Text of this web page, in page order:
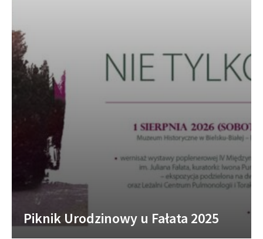
Piknik Urodzinowy u Fałata 2025